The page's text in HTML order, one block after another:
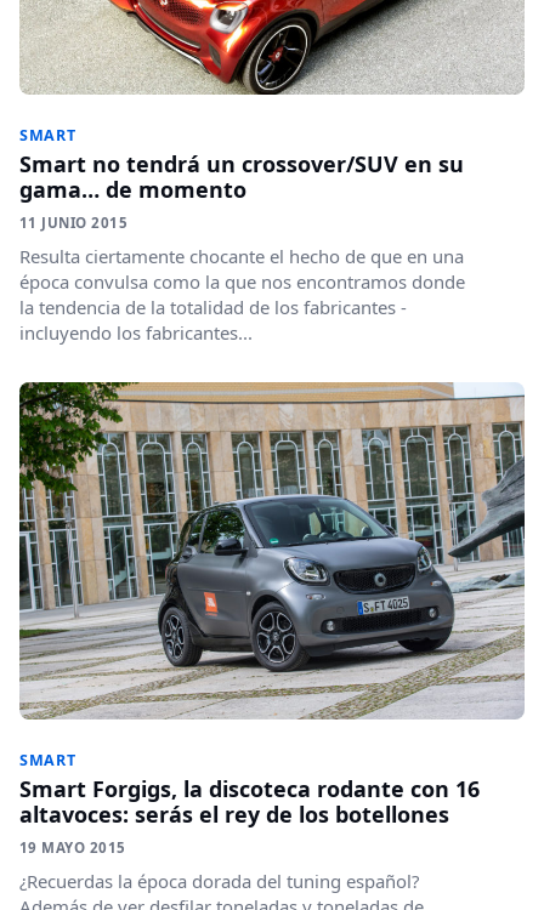
SMART
Smart no tendrá un crossover/SUV en su
gama… de momento
11 JUNIO 2015
Resulta ciertamente chocante el hecho de que en una
época convulsa como la que nos encontramos donde
la tendencia de la totalidad de los fabricantes -
incluyendo los fabricantes...
SMART
Smart Forgigs, la discoteca rodante con 16
altavoces: serás el rey de los botellones
19 MAYO 2015
¿Recuerdas la época dorada del tuning español?